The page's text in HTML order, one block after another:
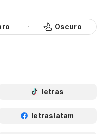
Oscuro
letras
letraslatam